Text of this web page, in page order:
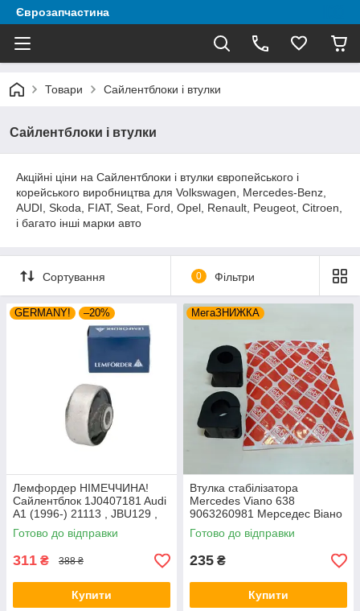
Єврозапчастина
Товари Сайлентблоки і втулки
Сайлентблоки і втулки
Акційні ціни на Сайлентблоки і втулки європейського і
корейського виробництва для Volkswagen, Mercedes-Benz,
AUDI, Skoda, FIAT, Seat, Ford, Opel, Renault, Peugeot, Citroen,
і багато інші марки авто
Сортування 0 Фільтри
GERMANY! –20%
Лемфордер НІМЕЧЧИНА!
Сайлентблок 1J0407181 Audi
A1 (1996-) 21113 , JBU129 ,
VKDS331001
Готово до відправки
311 ₴ 388 ₴
Купити
МегаЗНИЖКА
Втулка стабілізатора
Mercedes Viano 638
9063260981 Мерседес Віано
(1996-) Передня. Febi
Німеччина
Готово до відправки
235 ₴
Купити